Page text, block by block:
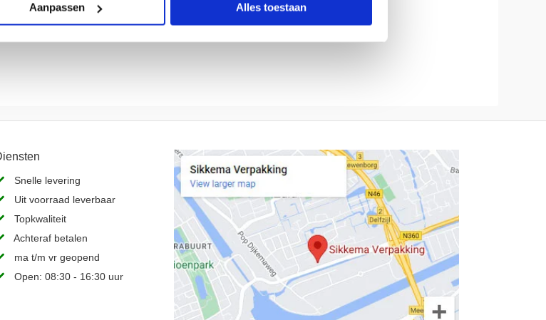
Aanpassen Alles toestaan
Snelle levering
Uit voorraad leverbaar
Topkwaliteit
Achteraf betalen
ma t/m vr geopend
Open: 08:30 - 16:30 uur